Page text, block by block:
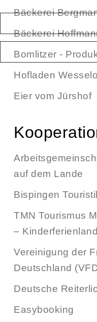
Bäckerei
Bäckerei
Bomlitzer -
Hofladen
Eier vom Jürshof
auf dem Lande
Bispingen
TMN Tourismus
– Kinderferienland
Vereinigung der
Deutschland
Deutsche
Easybooking